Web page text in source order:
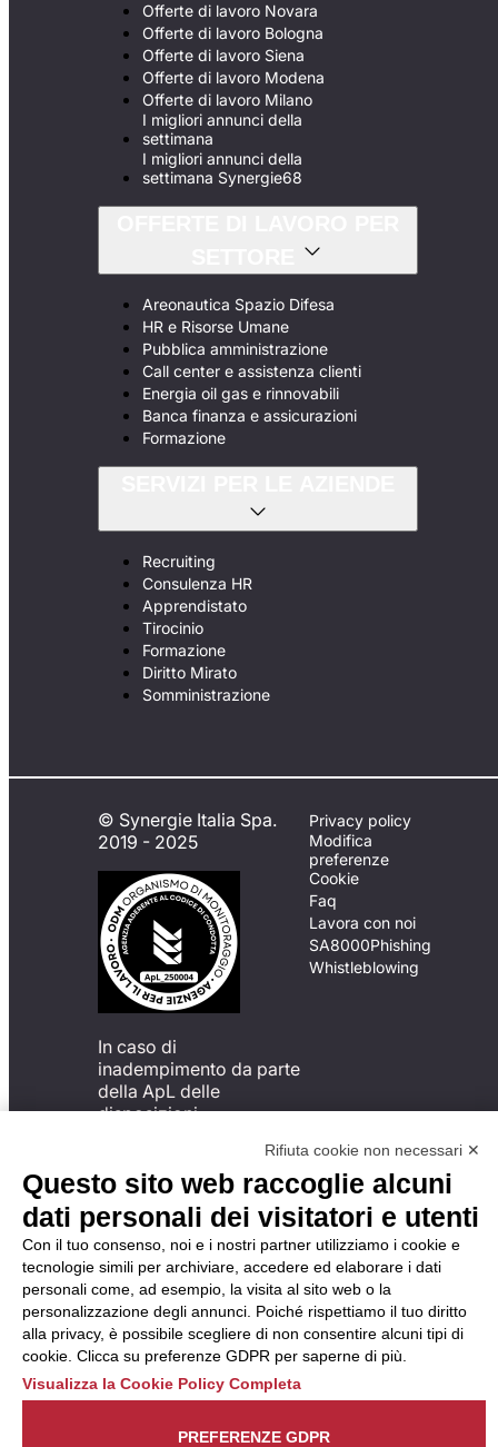
Offerte di lavoro Novara
Offerte di lavoro Bologna
Offerte di lavoro Siena
Offerte di lavoro Modena
Offerte di lavoro Milano
I migliori annunci della
settimana
I migliori annunci della
settimana Synergie68
Areonautica Spazio Difesa
HR e Risorse Umane
Pubblica amministrazione
Call center e assistenza clienti
Energia oil gas e rinnovabili
Banca finanza e assicurazioni
Formazione
Recruiting
Consulenza HR
Apprendistato
Tirocinio
Formazione
Diritto Mirato
Somministrazione
© Synergie Italia Spa.
2019 - 2025
In caso di
inadempimento da parte
della ApL delle
disposizioni
possibile presentare un
reclamo
all’Organismo di
Monitoraggio utilizzando
una delle modalità
descritte al seguente
indirizzo web
https://odm-
agenzielavoro.it/reclami/.
Privacy policy
Modifica
preferenze
Cookie
Faq
Lavora con noi
SA8000Phishing
Whistleblowing
Rifiuta cookie non necessari ✕
Questo sito web raccoglie alcuni
dati personali dei visitatori e utenti
Con il tuo consenso, noi e i nostri partner utilizziamo i cookie e
tecnologie simili per archiviare, accedere ed elaborare i dati
personali come, ad esempio, la visita al sito web o la
personalizzazione degli annunci. Poiché rispettiamo il tuo diritto
alla privacy, è possibile scegliere di non consentire alcuni tipi di
cookie. Clicca su preferenze GDPR per saperne di più.
Visualizza la Cookie Policy Completa
PREFERENZE GDPR